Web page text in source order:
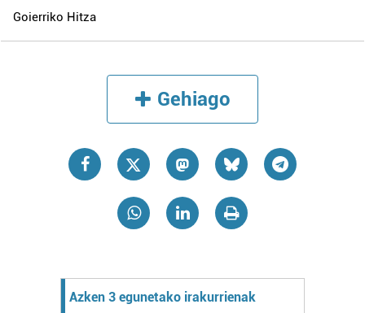
Goierriko Hitza
Gehiago
Azken 3 egunetako irakurrienak